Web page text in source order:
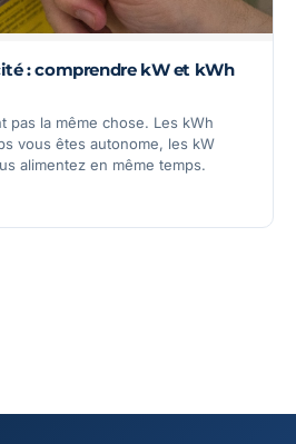
: comprendre kW et kWh
pas la même chose. Les kWh
vous êtes autonome, les kW
alimentez en même temps.